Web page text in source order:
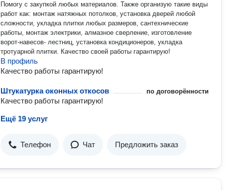
Помогу с закупкой любых материалов. Также организую такие виды
работ как: монтаж натяжных потолков, установка дверей любой
сложности, укладка плитки любых размеров, сантехнические
работы, монтаж электрики, алмазное сверление, изготовление
ворот-навесов- лестниц, установка кондиционеров, укладка
тротуарной плитки. Качество своей работы гарантирую!
В профиль
Качество работы гарантирую!
Штукатурка оконных откосов по договорённости
Качество работы гарантирую!
Ещё 19 услуг
Телефон Чат Предложить заказ